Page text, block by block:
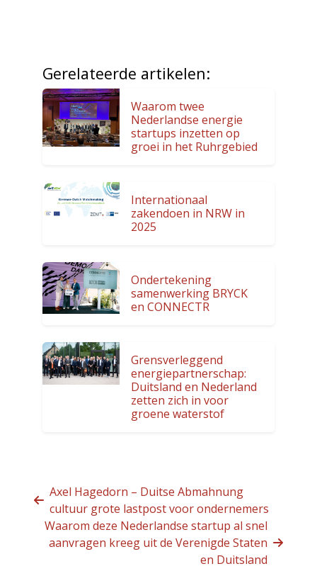
Gerelateerde artikelen:
Waarom twee
Nederlandse energie
startups inzetten op
groei in het Ruhrgebied
Internationaal
zakendoen in NRW in
2025
Ondertekening
samenwerking BRYCK
en CONNECTR
Grensverleggend
energiepartnerschap:
Duitsland en Nederland
zetten zich in voor
groene waterstof
Axel Hagedorn – Duitse Abmahnung
cultuur grote lastpost voor ondernemers
Waarom deze Nederlandse startup al snel
aanvragen kreeg uit de Verenigde Staten
en Duitsland